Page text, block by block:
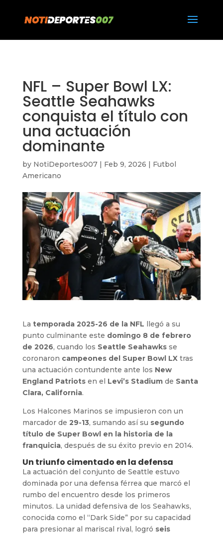
NFL – Super Bowl LX:
Seattle Seahawks
conquista el título con
una actuación
dominante
by NotiDeportes007| Feb 9, 2026 | Futbol
Americano
La temporada 2025-26 de la NFL llegó a su
punto culminante este domingo 8 de febrero
de 2026, cuando los Seattle Seahawksse
coronaron campeones del Super Bowl LXtras
una actuación contundente ante los New
England Patriotsen el Levi’s Stadiumde Santa
Clara, California.
Los Halcones Marinos se impusieron con un
marcador de 29-13, sumando así su segundo
título de Super Bowl en la historia de la
franquicia, después de su éxito previo en 2014.
Un triunfo cimentado en la defensa
La actuación del conjunto de Seattle estuvo
dominada por una defensa férrea que marcó el
rumbo del encuentro desde los primeros
minutos. La unidad defensiva de los Seahawks,
conocida como el “Dark Side” por su capacidad
para presionar al mariscal rival, logró seis